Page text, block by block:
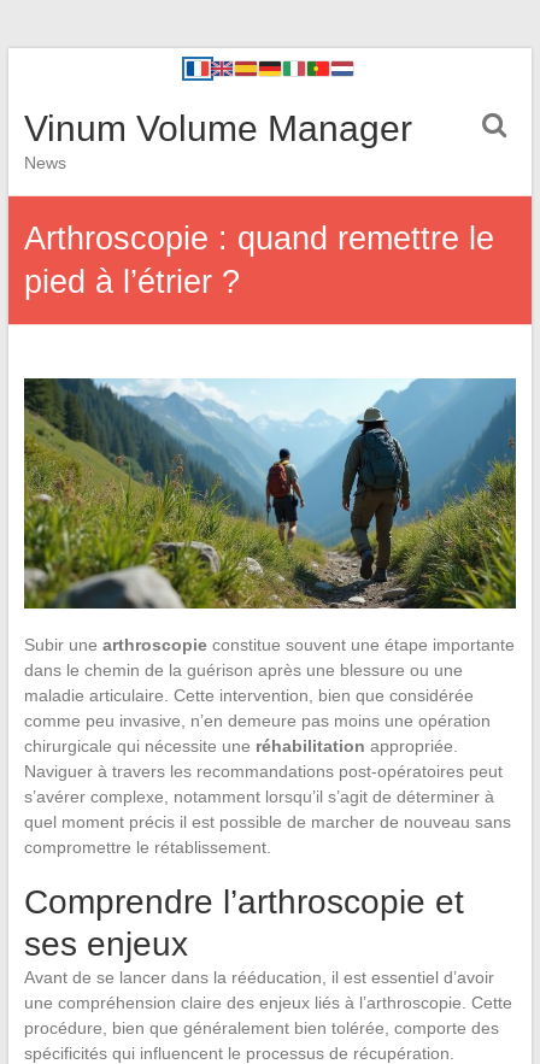
Vinum Volume Manager
News
Arthroscopie : quand remettre le
pied à l’étrier ?
Subir une arthroscopieconstitue souvent une étape importante
dans le chemin de la guérison après une blessure ou une
maladie articulaire. Cette intervention, bien que considérée
comme peu invasive, n’en demeure pas moins une opération
chirurgicale qui nécessite une réhabilitation appropriée.
Naviguer à travers les recommandations post-opératoires peut
s’avérer complexe, notamment lorsqu’il s’agit de déterminer à
quel moment précis il est possible de marcher de nouveau sans
compromettre le rétablissement.
Comprendre l’arthroscopie et
ses enjeux
Avant de se lancer dans la rééducation, il est essentiel d’avoir
une compréhension claire des enjeux liés à l’arthroscopie. Cette
procédure, bien que généralement bien tolérée, comporte des
spécificités qui influencent le processus de récupération.